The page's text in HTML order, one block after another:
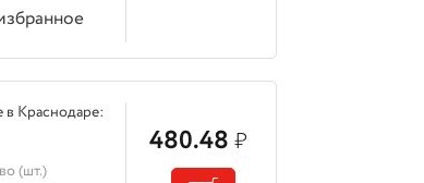
в Краснодаре:
(шт.)
480.48 ₽